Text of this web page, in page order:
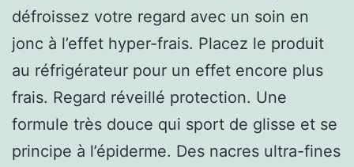
défroissez votre regard avec un soin en
jonc à l’effet hyper-frais. Placez le produit
au réfrigérateur pour un effet encore plus
frais. Regard réveillé protection. Une
formule très douce qui sport de glisse et se
principe à l’épiderme. Des nacres ultra-fines